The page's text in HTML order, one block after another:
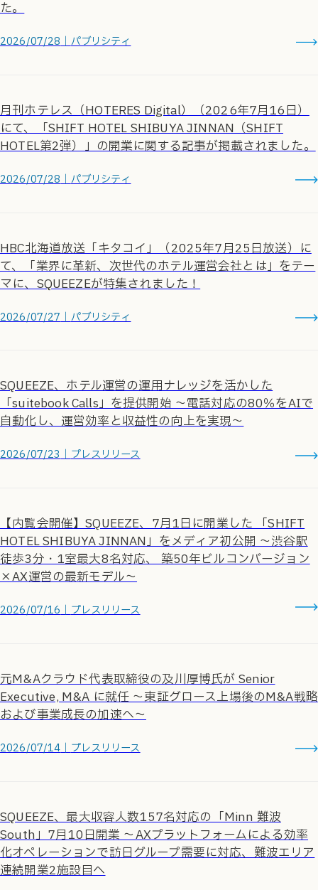
た。
2026/07/28 パブリシティ
月刊ホテレス（HOTERES Digital）（2026年7月16日）
にて、「SHIFT HOTEL SHIBUYA JINNAN（SHIFT
HOTEL第2弾）」の開業に関する記事が掲載されました。
2026/07/28 ｜ パブリシティ
HBC北海道放送「キタコイ」（2025年7月25日放送）に
て、「業界に革新、次世代のホテル運営会社とは」をテー
マに、SQUEEZEが特集されました！
2026/07/27 ｜ パブリシティ
SQUEEZE、ホテル運営の運用ナレッジを活かした
「suitebook Calls」を提供開始 ～電話対応の80％をAIで
自動化し、運営効率と収益性の向上を実現～
2026/07/23｜プレスリリース
【内覧会開催】SQUEEZE、7月1日に開業した 「SHIFT
HOTEL SHIBUYA JINNAN」をメディア初公開 ～渋谷駅
徒歩3分・1室最大8名対応、 築50年ビルコンバージョン
×AX運営の最新モデル～
2026/07/16 プレスリリース
元M&Aクラウド代表取締役の及川厚博氏が Senior
Executive, M&A に就任 〜東証グロース上場後のM&A戦略
および事業成長の加速へ〜
2026/07/14 ｜ プレスリリース
SQUEEZE、最大収容人数157名対応の「Minn 難波
South」7月10日開業 ～AXプラットフォームによる効率
化オペレーションで訪日グループ需要に対応、難波エリア
連続開業2施設目へ